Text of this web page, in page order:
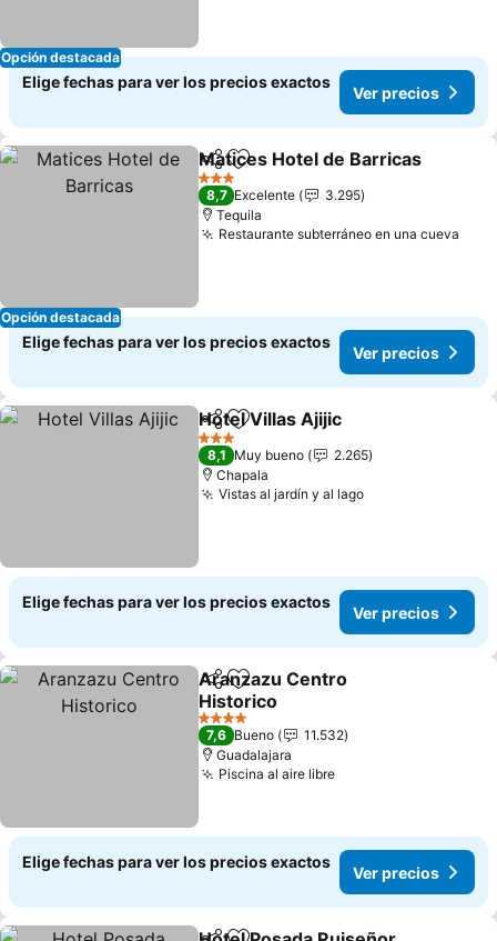
Opción destacada
Elige fechas para ver los precios exactos
Ver precios
Opción destacada
CompartirAgregar a favoritos
Matices Hotel de Barricas
3 Estrellas
8,7 Excelente
3.295
Tequila
Restaurante subterráneo en una cueva
Elige fechas para ver los precios exactos
Ver precios
CompartirAgregar a favoritos
Hotel Villas Ajijic
3 Estrellas
8,1 Muy bueno
2.265
Chapala
Vistas al jardín y al lago
Elige fechas para ver los precios exactos
Ver precios
CompartirAgregar a favoritos
Aranzazu Centro
Historico
4 Estrellas
7,6 Bueno
11.532
Guadalajara
Piscina al aire libre
Elige fechas para ver los precios exactos
Ver precios